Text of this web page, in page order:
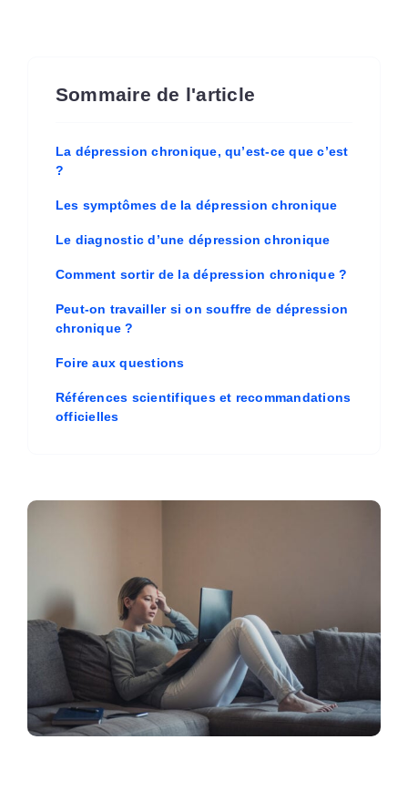
Sommaire de l'article
La dépression chronique, qu’est-ce que c’est
?
Les symptômes de la dépression chronique
Le diagnostic d’une dépression chronique
Comment sortir de la dépression chronique ?
Peut-on travailler si on souffre de dépression
chronique ?
Foire aux questions
Références scientifiques et recommandations
officielles